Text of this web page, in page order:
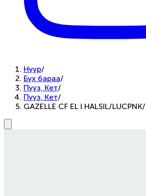
Нүүр/
Бүх бараа/
Пүүз, Кет/
Пүүз, Кет/
GAZELLE CF EL I HALSIL/